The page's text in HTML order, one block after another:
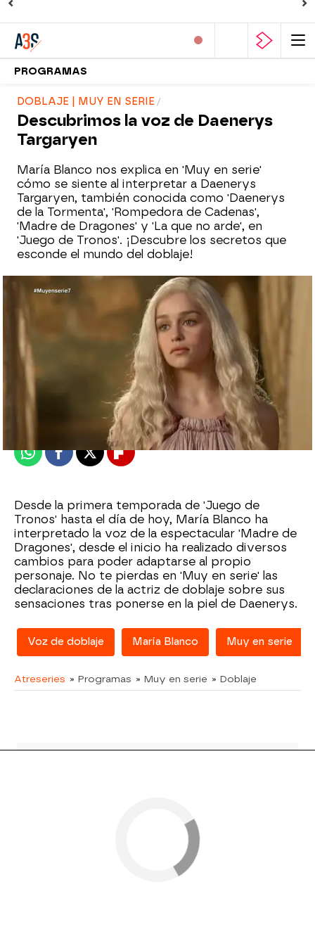
PROGRAMAS
DOBLAJE | MUY EN SERIE
Descubrimos la voz de Daenerys
Targaryen
María Blanco nos explica en 'Muy en serie'
cómo se siente al interpretar a Daenerys
Targaryen, también conocida como 'Daenerys
de la Tormenta', 'Rompedora de Cadenas',
'Madre de Dragones' y 'La que no arde', en
'Juego de Tronos'. ¡Descubre los secretos que
esconde el mundo del doblaje!
atreseries
Madrid
12 de febrero de 2018, 11:50
WhatsappFacebook
X Flipboard
Desde la primera temporada de 'Juego de
Tronos' hasta el día de hoy, María Blanco ha
interpretado la voz de la espectacular 'Madre de
Dragones', desde el inicio ha realizado diversos
cambios para poder adaptarse al propio
personaje. No te pierdas en 'Muy en serie' las
declaraciones de la actriz de doblaje sobre sus
sensaciones tras ponerse en la piel de Daenerys.
Voz de doblaje María Blanco Muy en serie
Atreseries » Programas » Muy en serie » Doblaje